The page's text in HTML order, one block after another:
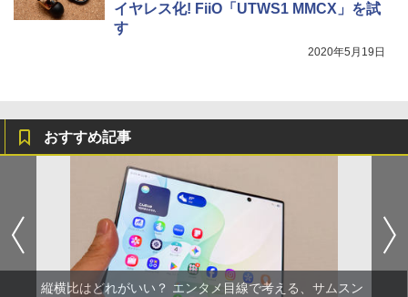
イヤレス化! FiiO「UTWS1 MMCX」を試
す
2020年5月19日
おすすめ記事
縦横比はどれがいい？ エンタメ目線で考える、サムスン